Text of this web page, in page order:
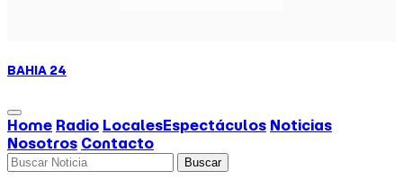
BAHIA 24
Home Radio LocalesEspectáculos Noticias
Nosotros Contacto
Buscar